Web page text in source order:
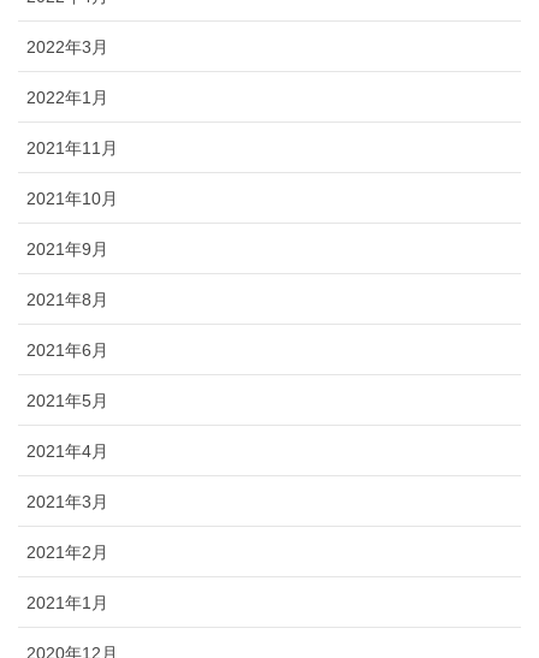
2022年3月
2022年1月
2021年11月
2021年10月
2021年9月
2021年8月
2021年6月
2021年5月
2021年4月
2021年3月
2021年2月
2021年1月
2020年12月